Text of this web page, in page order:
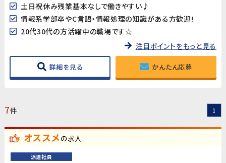
土日祝休み残業基本なしで働きやすい♪
情報系学部卒やC言語・情報処理の知識がある方歓迎!
20代30代の方活躍中の職場です☆
注目ポイントをもっと見る
詳細を見る かんたん応募
7件 1
オススメの求人
派遣社員